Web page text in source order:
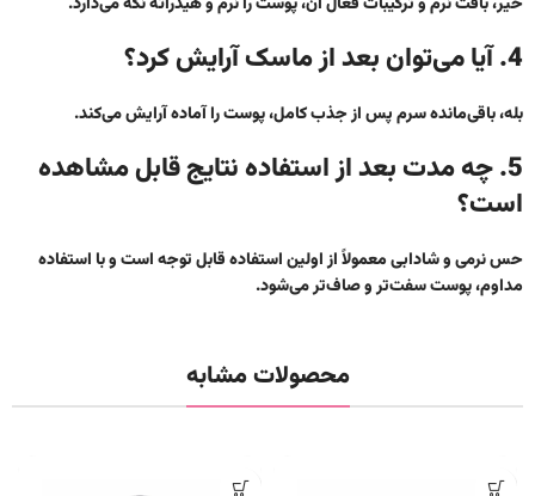
4. آیا می‌توان بعد از ماسک آرایش کرد؟
بله، باقی‌مانده سرم پس از جذب کامل، پوست را آماده آرایش می‌کند.
5. چه مدت بعد از استفاده نتایج قابل مشاهده
است؟
حس نرمی و شادابی معمولاً از اولین استفاده قابل توجه است و با استفاده
مداوم، پوست سفت‌تر و صاف‌تر می‌شود.
محصولات مشابه